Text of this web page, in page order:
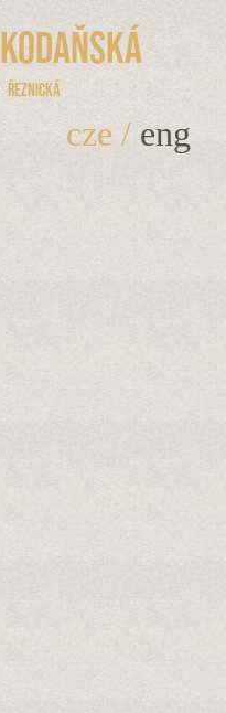
Kodaňská
Řeznická
cze / eng